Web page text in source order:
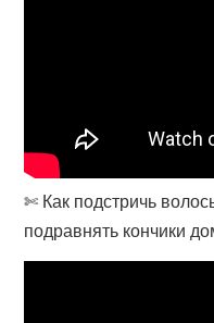
✄ Как подстричь
подравнять кончики